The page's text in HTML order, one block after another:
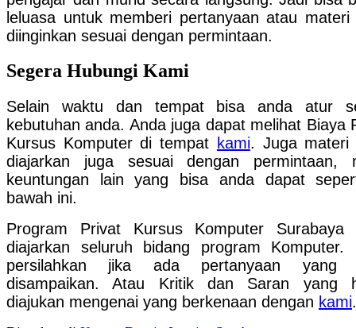
leluasa untuk memberi pertanyaan atau materi
diinginkan sesuai dengan permintaan.
Segera Hubungi Kami
Selain waktu dan tempat bisa anda atur
kebutuhan anda. Anda juga dapat melihat Biaya
Kursus Komputer di tempat kami. Juga materi
diajarkan juga sesuai dengan permintaan,
keuntungan lain yang bisa anda dapat
bawah ini.
Program Privat Kursus Komputer Surabaya
diajarkan seluruh bidang program Komputer.
persilahkan jika ada pertanyaan yang
disampaikan. Atau Kritik dan Saran yang
diajukan mengenai yang berkenaan dengan kami